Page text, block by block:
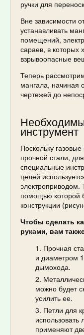
ручки для
Вне зависимости
устанавливать
помещений,
сараев, в которых
взрывоопасные
Теперь
мангала, начиная
чертежей до
инструмент
Поскольку
прочной стали,
специальные
целей
электроприводом.
помощью которой
конструкции
Чтобы сделать
руками, вам
Прочная
и диаметром
дымохода.
можно будет
усилить ее.
Петли для
применяют